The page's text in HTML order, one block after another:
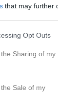
that may further
Opt Outs
Sharing of my
Sale of my
klipp